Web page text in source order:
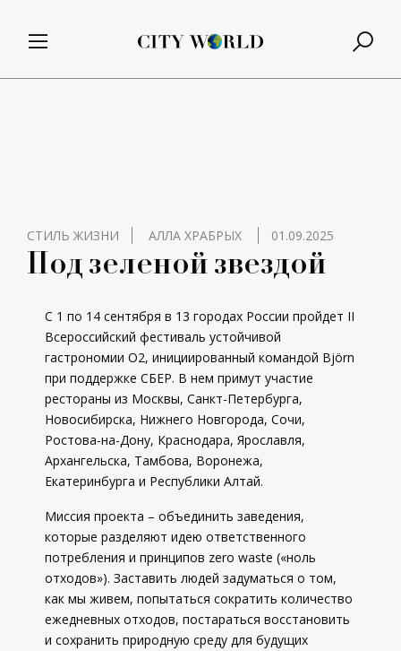
СТИЛЬ ЖИЗНИ АЛЛА ХРАБРЫХ 01.09.2025
Под зеленой звездой
С 1 по 14 сентября в 13 городах России пройдет II
Всероссийский фестиваль устойчивой
гастрономии О2, инициированный командой Björn
при поддержке СБЕР. В нем примут участие
рестораны из Москвы, Санкт-Петербурга,
Новосибирска, Нижнего Новгорода, Сочи,
Ростова-на-Дону, Краснодара, Ярославля,
Архангельска, Тамбова, Воронежа,
Екатеринбурга и Республики Алтай.
Миссия проекта – объединить заведения,
которые разделяют идею ответственного
потребления и принципов zero waste («ноль
отходов»). Заставить людей задуматься о том,
как мы живем, попытаться сократить количество
ежедневных отходов, постараться восстановить
и сохранить природную среду для будущих